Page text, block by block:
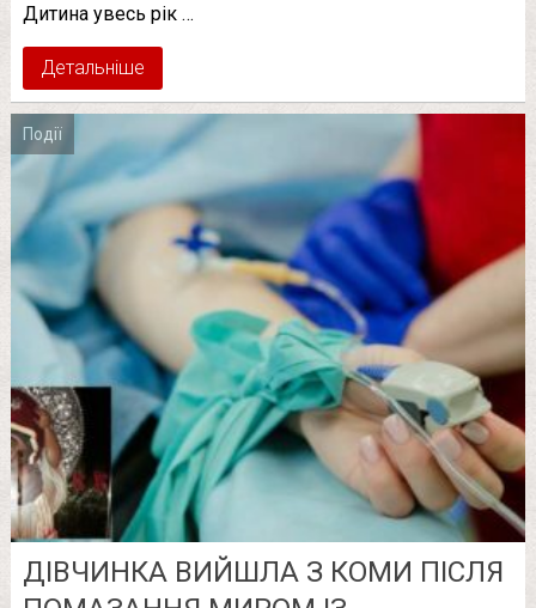
Дитина увесь рік …
Детальніше
Події
ДІВЧИНКА ВИЙШЛА З КОМИ ПІСЛЯ